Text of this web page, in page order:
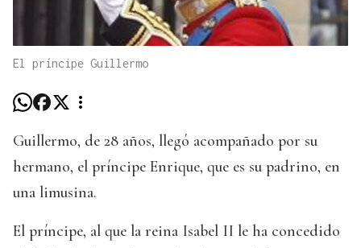
El príncipe Guillermo
Guillermo, de 28 años, llegó acompañado por su
hermano, el príncipe Enrique, que es su padrino, en
una limusina.
El príncipe, al que la reina Isabel II le ha concedido